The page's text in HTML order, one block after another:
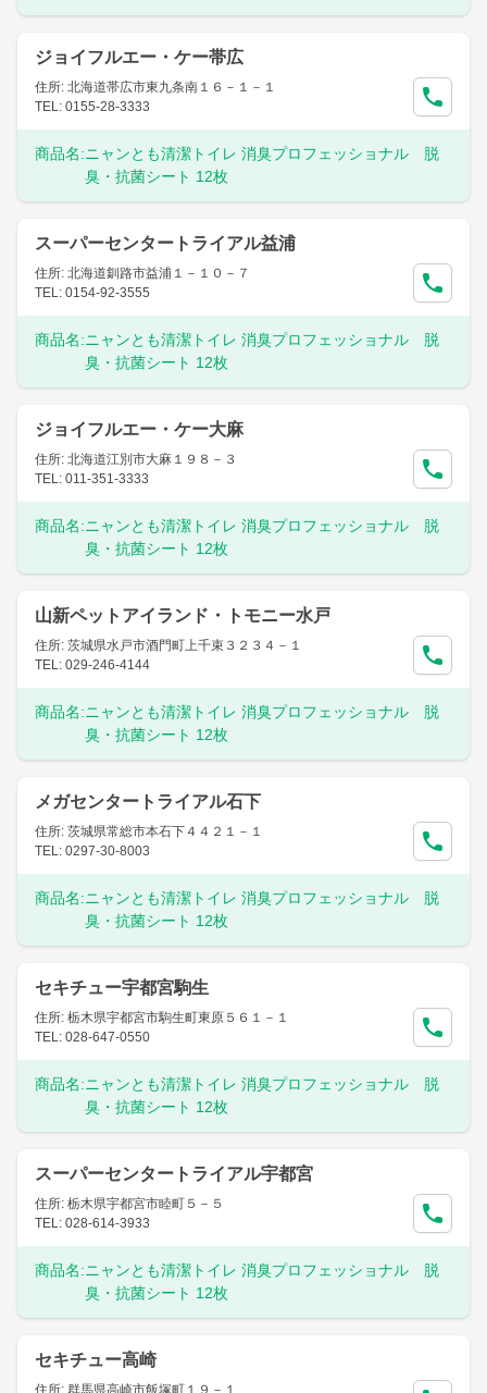
ジョイフルエー・ケー帯広
住所: 北海道帯広市東九条南１６－１－１
TEL: 0155-28-3333
商品名:ニャンとも清潔トイレ 消臭プロフェッショナル 脱
臭・抗菌シート 12枚
スーパーセンタートライアル益浦
住所: 北海道釧路市益浦１－１０－７
TEL: 0154-92-3555
商品名:ニャンとも清潔トイレ 消臭プロフェッショナル 脱
臭・抗菌シート 12枚
ジョイフルエー・ケー大麻
住所: 北海道江別市大麻１９８－３
TEL: 011-351-3333
商品名:ニャンとも清潔トイレ 消臭プロフェッショナル 脱
臭・抗菌シート 12枚
山新ペットアイランド・トモニー水戸
住所: 茨城県水戸市酒門町上千束３２３４－１
TEL: 029-246-4144
商品名:ニャンとも清潔トイレ 消臭プロフェッショナル 脱
臭・抗菌シート 12枚
メガセンタートライアル石下
住所: 茨城県常総市本石下４４２１－１
TEL: 0297-30-8003
商品名:ニャンとも清潔トイレ 消臭プロフェッショナル 脱
臭・抗菌シート 12枚
セキチュー宇都宮駒生
住所: 栃木県宇都宮市駒生町東原５６１－１
TEL: 028-647-0550
商品名:ニャンとも清潔トイレ 消臭プロフェッショナル 脱
臭・抗菌シート 12枚
スーパーセンタートライアル宇都宮
住所: 栃木県宇都宮市睦町５－５
TEL: 028-614-3933
商品名:ニャンとも清潔トイレ 消臭プロフェッショナル 脱
臭・抗菌シート 12枚
セキチュー高崎
住所: 群馬県高崎市飯塚町１９－１